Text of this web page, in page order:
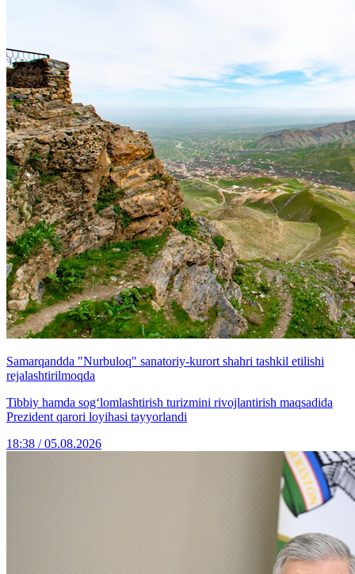
Samarqandda "Nurbuloq" sanatoriy-kurort shahri tashkil etilishi
rejalashtirilmoqda
Tibbiy hamda sog‘lomlashtirish turizmini rivojlantirish maqsadida
Prezident qarori loyihasi tayyorlandi
18:38 / 05.08.2026